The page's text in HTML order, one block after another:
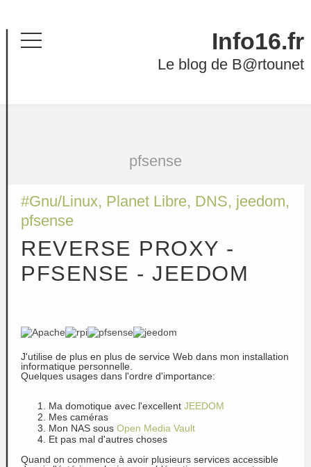
Info16.fr
Le blog de B@rtounet
pfsense
#Gnu/Linux, Planet Libre, DNS, jeedom,
pfsense
REVERSE PROXY -
PFSENSE - JEEDOM
J'utilise de plus en plus de service Web dans mon installation
informatique personnelle.
Quelques usages dans l'ordre d'importance:
Ma domotique avec l'excellent JEEDOM
Mes caméras
Mon NAS sous Open Media Vault
Et pas mal d'autres choses
Quand on commence à avoir plusieurs services accessible